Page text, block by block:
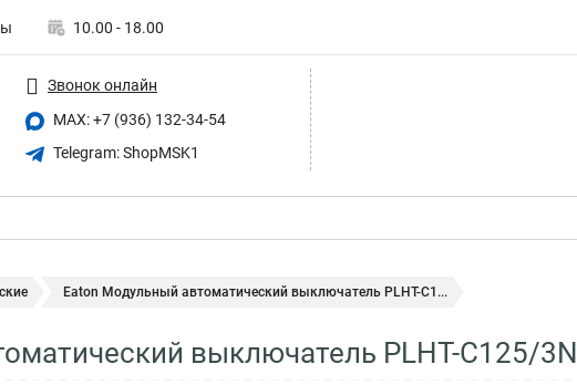
10.00 - 18.00
Звонок онлайн
MAX: +7 (936) 132-34-54
Telegram: ShopMSK1
Eaton Модульный автоматический выключатель PLHT-C1...
выключатель PLHT-C125/3N